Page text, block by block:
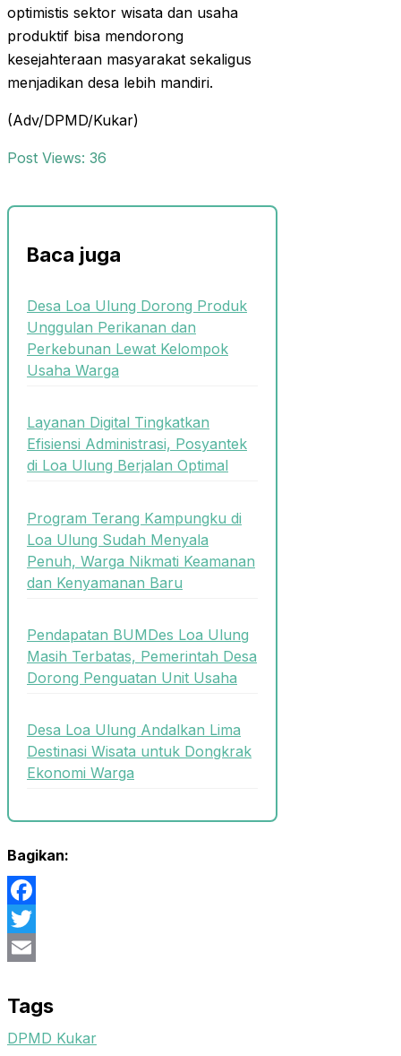
optimistis sektor wisata dan usaha
produktif bisa mendorong
kesejahteraan masyarakat sekaligus
menjadikan desa lebih mandiri.
(Adv/DPMD/Kukar)
Post Views: 36
Baca juga
Desa Loa Ulung Dorong Produk
Unggulan Perikanan dan
Perkebunan Lewat Kelompok
Usaha Warga
Layanan Digital Tingkatkan
Efisiensi Administrasi, Posyantek
di Loa Ulung Berjalan Optimal
Program Terang Kampungku di
Loa Ulung Sudah Menyala
Penuh, Warga Nikmati Keamanan
dan Kenyamanan Baru
Pendapatan BUMDes Loa Ulung
Masih Terbatas, Pemerintah Desa
Dorong Penguatan Unit Usaha
Desa Loa Ulung Andalkan Lima
Destinasi Wisata untuk Dongkrak
Ekonomi Warga
Bagikan:
Facebook
Twitter
Tags
DPMD Kukar